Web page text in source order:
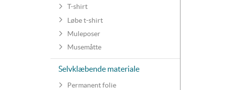
T-shirt
Løbe t-shirt
Muleposer
Musemåtte
Selvklæbende materiale
Permanent folie